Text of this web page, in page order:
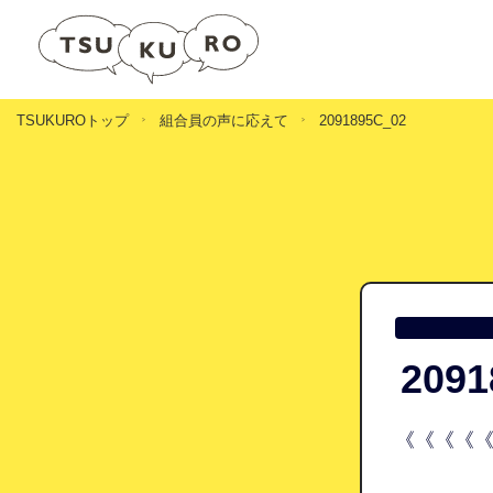
TSUKUROトップ 組合員の声に応えて 2091895C_02
《《《《